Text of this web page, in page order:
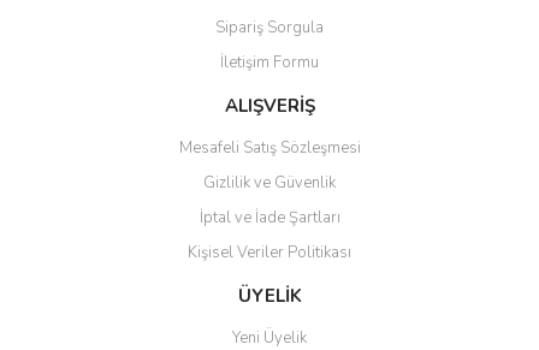
Ürün bilgilerinde hatalar bulunuyor.
Ürün fiyatı diğer sitelerden daha pahalı.
Bu ürüne benzer farklı alternatifler olmalı.
Gönder
Sipariş Sorgula
İletişim Formu
ALIŞVERİŞ
Mesafeli Satış Sözleşmesi
Gizlilik ve Güvenlik
İptal ve İade Şartları
Kişisel Veriler Politikası
ÜYELİK
Yeni Üyelik